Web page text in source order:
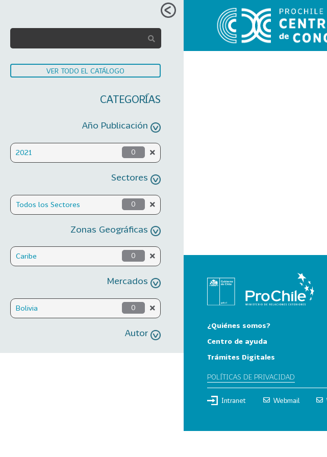
VER TODO EL CATÁLOGO
CATEGORÍAS
Año Publicación
2021 0
Sectores
Todos los Sectores 0
Zonas Geográficas
Caribe 0
Mercados
Bolivia 0
Autor
¿Quiénes somos?
Centro de ayuda
Trámites Digitales
POLÍTICAS DE PRIVACIDAD
Intranet Webmail